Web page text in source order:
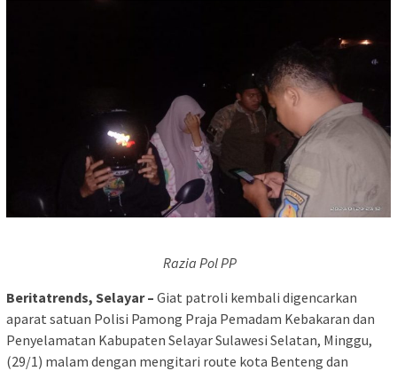
Razia Pol PP
Beritatrends, Selayar – Giat patroli kembali digencarkan
aparat satuan Polisi Pamong Praja Pemadam Kebakaran dan
Penyelamatan Kabupaten Selayar Sulawesi Selatan, Minggu,
(29/1) malam dengan mengitari route kota Benteng dan